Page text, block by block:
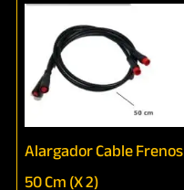
Alargador Cable Frenos
50 Cm (X 2)